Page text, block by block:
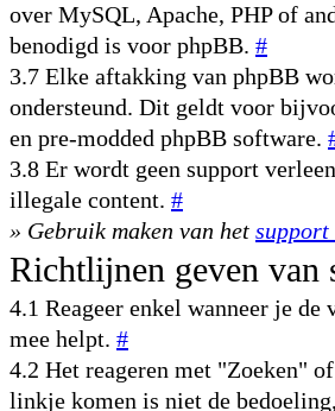
over MySQL, Apache, PHP of
benodigd is voor phpBB. #
3.7 Elke aftakking van phpBB
ondersteund. Dit geldt voor
en pre-modded phpBB software.
3.8 Er wordt geen support
illegale content. #
» Gebruik maken van het support
Richtlijnen geven van
4.1 Reageer enkel wanneer je de
mee helpt. #
4.2 Het reageren met "Zoeken"
linkje komen is niet de